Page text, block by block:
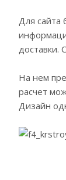
Для сайта
доставки.
На нем
расчет
Дизайн